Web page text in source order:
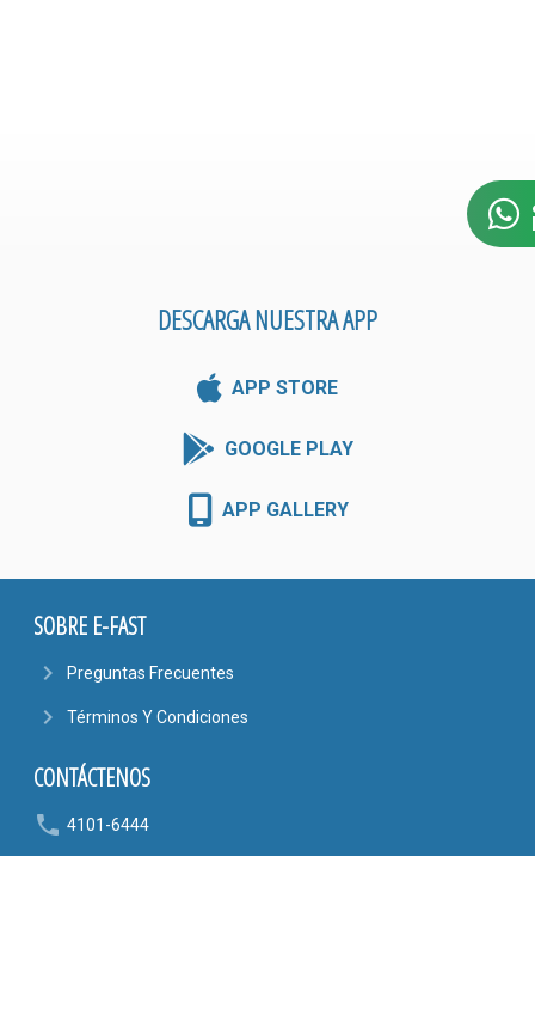
DESCARGA NUESTRA APP
APP STORE
GOOGLE PLAY
APP GALLERY
SOBRE E-FAST
navigate_next Preguntas Frecuentes
navigate_next Términos Y Condiciones
CONTÁCTENOS
phone 4101-6444